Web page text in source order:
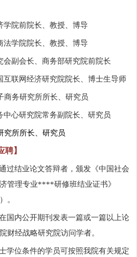
学院前院长、教授、博导
法学院院长、教授、博导
会副会长、商务部研究院前院长
互联网经济研究院院长、博士生导师
商务研究所所长、研究员
中心研究院常务副院长、研究员
究所所长、研究员
聘】
过结业论文答辩者，颁发《中国社会
管理专业****研修班结业证书》
。
国内公开期刊发表一篇或一篇以上论
财经战略研究院访问学者。
学位条件的学员可按照我院有关规定